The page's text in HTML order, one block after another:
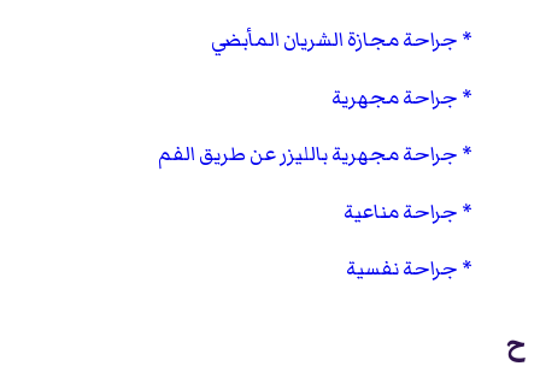
جراحة مجازة الشريان المأبضي
جراحة مجهرية
جراحة مجهرية بالليزر عن طريق الفم
جراحة مناعية
جراحة نفسية
ح